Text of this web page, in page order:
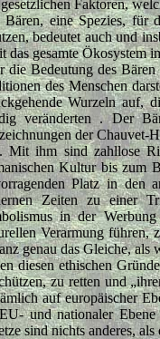
Faktoren,
Bären, eine Spezies, für
bedeutet auch und
das gesamte Ökosystem
die Bedeutung des
des Menschen
Wurzeln auf,
veränderten . Der
der Chauvet-
Mit ihm sind zahllose
Kultur bis zum
Platz in den
Zeiten zu einer
in der
Verarmung führen,
genau das Gleiche,
diesen ethischen
zu retten und
auf europäischer
und nationaler
sind nichts anderes,